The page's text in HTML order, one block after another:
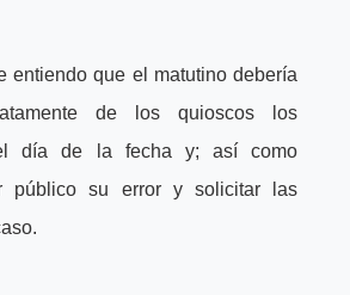
entiendo que el matutino debería
de los quioscos los
día de la fecha y; así como
público su error y solicitar las